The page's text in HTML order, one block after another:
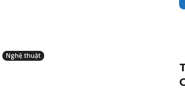
Nghệ thuật